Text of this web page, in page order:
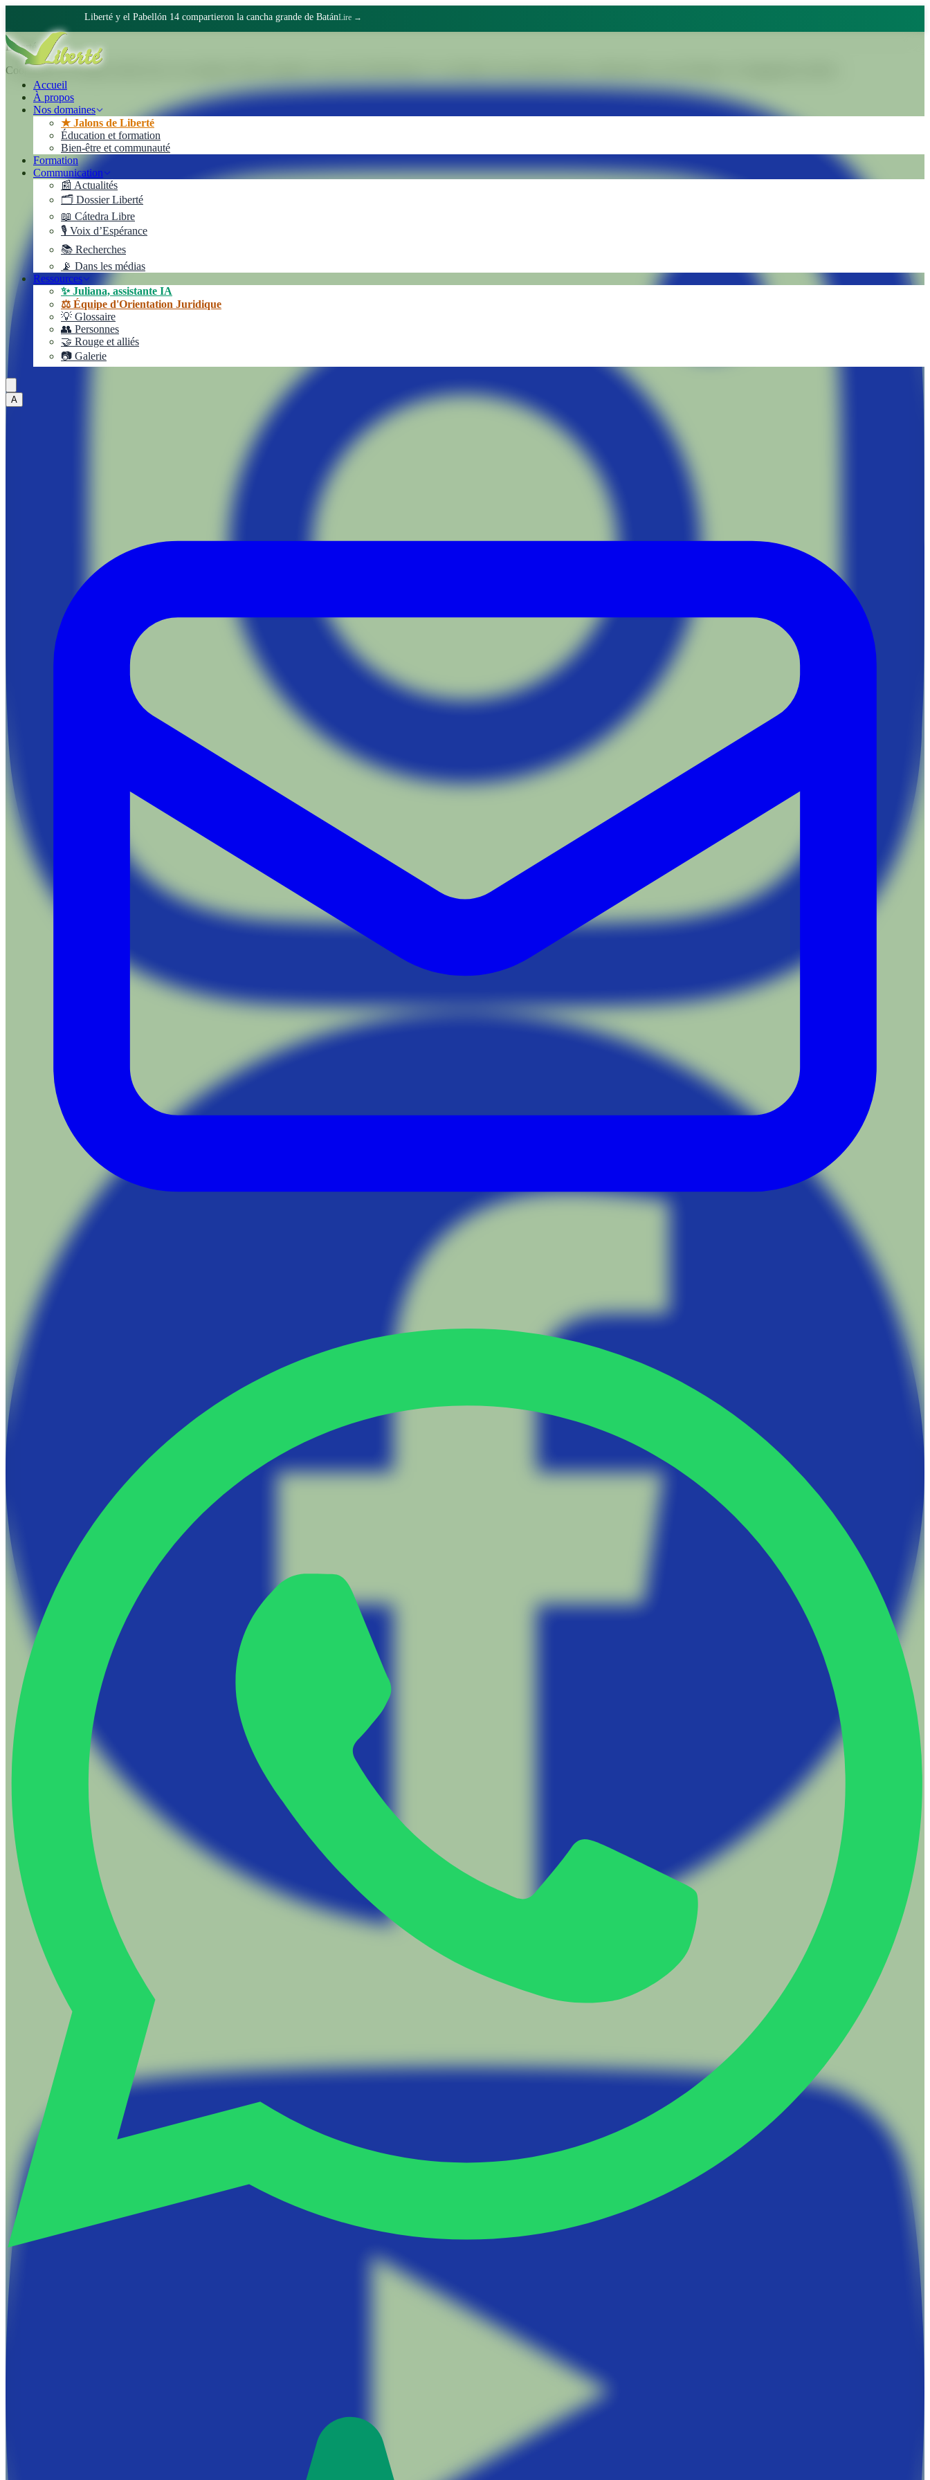
Liberté y el Pabellón 14 compartieron la cancha grande de BatánLire →
Accueil
À propos
Nos domaines
★ Jalons de Liberté
Éducation et formation
Bien-être et communauté
Formation
Communication
📰 Actualités
🗂️ Dossier Liberté
📖 Cátedra Libre
🎙️ Voix d’Espérance
📚 Recherches
📡 Dans les médias
Ressources
✨ Juliana, assistante IA
⚖️ Équipe d'Orientation Juridique
💡 Glossaire
👥 Personnes
🤝 Rouge et alliés
📷 Galerie
A
Liberté
Cooperativa de Trabajo Liberté Ltda. Une entreprise 100% autogérée au sein de l'Unité Pénale N° 15 de Batán. Nous transformons les réalités grâce au travail digne et à l'engagement collectif.